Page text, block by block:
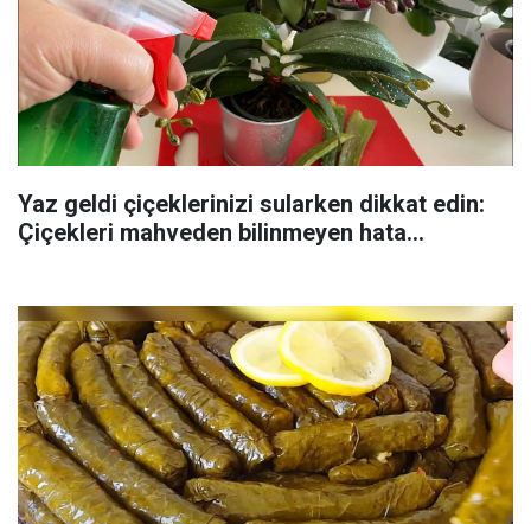
Yaz geldi çiçeklerinizi sularken dikkat edin:
Çiçekleri mahveden bilinmeyen hata...